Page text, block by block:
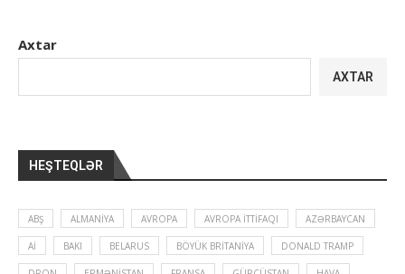
Axtar
AXTAR
HEŞTEQLƏR
ABŞ ALMANIYA AVROPA AVROPA İTTIFAQI AZƏRBAYCAN
Aİ BAKI BELARUS BÖYÜK BRITANIYA DONALD TRAMP